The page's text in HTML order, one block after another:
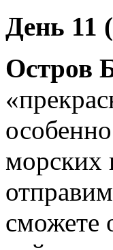
День 11
Остров
морских
сможете